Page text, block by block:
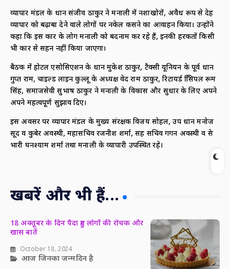
व्यापार मंडल के प्रधान संजीव ठाकुर ने मनाली में नशाखोरों, अवैध रूप से देह
व्यापार को बढ़ाबा देने वाले लोगों पर नकेल कसने का आवाहन किया। उन्होंने
कहा कि इस प्रकार के लोग मनाली को बदनाम कर रहे हैं, इनकी हरकतों किसी
भी प्रकार से सहन नहीं किया जाएगा।
बैठक में होटल एसोसिएशन के प्रधान मुकेश ठाकुर, टैक्सी यूनियन के पूर्व प्रधान
गुप्त राम, चाइल्ड लाइन कुल्लू के अध्यक्ष वेद राम ठाकुर, रिटायर्ड प्रिंसिपल रूम
सिंह, समाजसेवी सुभाष ठाकुर ने मनाली के विकास और सुधार के लिए अपने
अपने महत्वपूर्ण सुझाव दिए।
इस अवसर पर व्यापार मंडल के मुख्य संरक्षक विजय सोहल, उप प्रधान मनोज
सूद व कुबेर अवस्थी, महासचिव रजनीश शर्मा, सह सचिव गगन अवस्थी व प्रेस
प्रभारी घनश्याम शर्मा तथा मनाली के व्यापारी उपस्थित रहे।
खबरें और भी हैं...
18 अक्तूबर के दिन पैदा हुए लोगों की रोचक और
खास बातें
October 18, 2024
आज जिनका जन्मदिन है